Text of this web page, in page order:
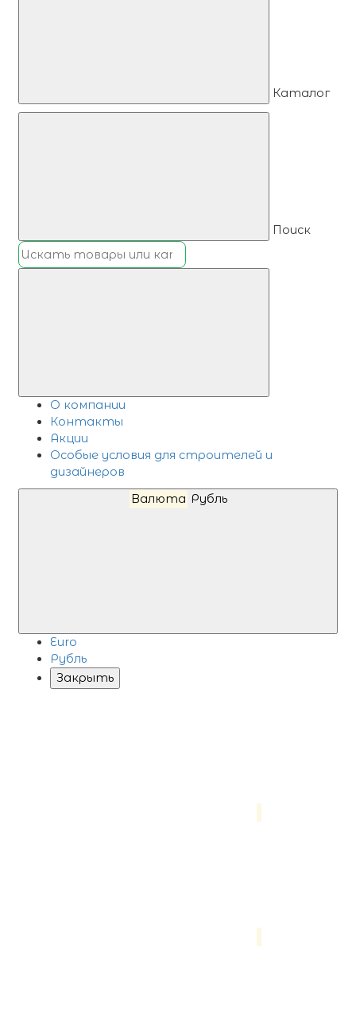
Каталог
Поиск
О компании
Контакты
Акции
Особые условия для строителей и
дизайнеров
Валюта Рубль
Euro
Рубль
Закрыть